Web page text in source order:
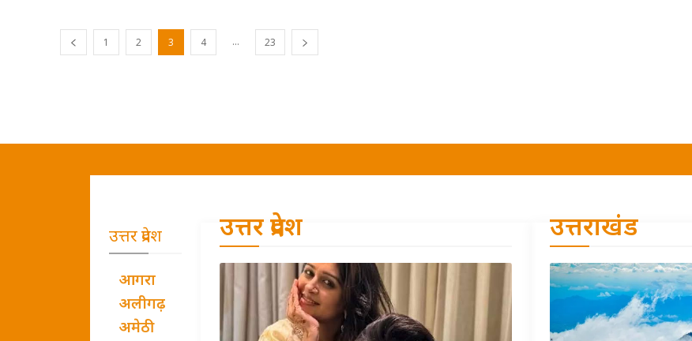
1 2 3 4 ... 23
उत्तर प्रदेश
आगरा
अलीगढ़
अमेठी
उत्तर प्रदेश उत्तराखंड